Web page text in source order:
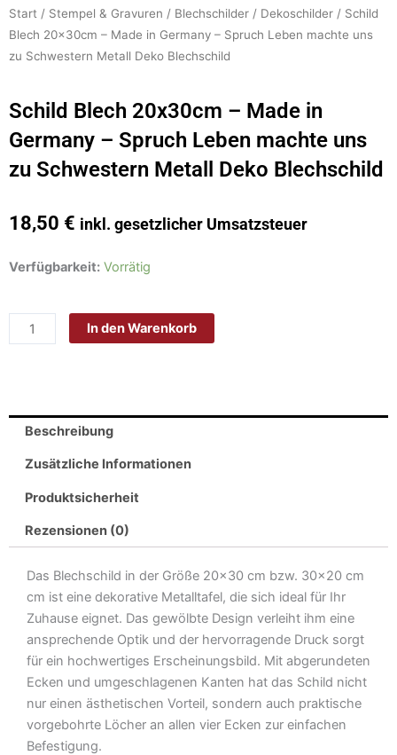
Start / Stempel & Gravuren / Blechschilder / Dekoschilder / Schild
Blech 20x30cm – Made in Germany – Spruch Leben machte uns
zu Schwestern Metall Deko Blechschild
Schild Blech 20x30cm – Made in
Germany – Spruch Leben machte uns
zu Schwestern Metall Deko Blechschild
18,50 € inkl. gesetzlicher Umsatzsteuer
Verfügbarkeit: Vorrätig
Schild
-
Spruch
Leben
uns
Schwestern
Deko
Blechschild
Menge
In den Warenkorb
Beschreibung
Zusätzliche Informationen
Produktsicherheit
Rezensionen (0)
Das Blechschild in der Größe 20×30 cm bzw. 30×20 cm
cm ist eine dekorative Metalltafel, die sich ideal für Ihr
Zuhause eignet. Das gewölbte Design verleiht ihm eine
ansprechende Optik und der hervorragende Druck sorgt
für ein hochwertiges Erscheinungsbild. Mit abgerundeten
Ecken und umgeschlagenen Kanten hat das Schild nicht
nur einen ästhetischen Vorteil, sondern auch praktische
vorgebohrte Löcher an allen vier Ecken zur einfachen
Befestigung.